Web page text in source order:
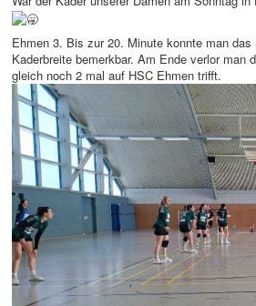
Ehmen 3. Bis zur 20. Minute konnte man
Kaderbreite bemerkbar. Am Ende verlor
gleich noch 2 mal auf HSC Ehmen trifft.